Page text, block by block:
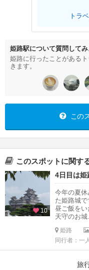
トラ
姫路駅について質問してみ
姫路に行ったことがある
きます。
この
このスポットに関す
10
4日目は姫
今年の夏
た姫路城
昼ご飯を
天守のお城
姫路
同行者：一
旅